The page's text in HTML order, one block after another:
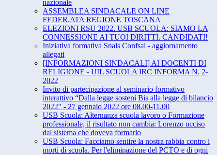
nazionale
ASSEMBLEA SINDACALE ON LINE
FEDER.ATA REGIONE TOSCANA
ELEZIONI RSU 2022. USB SCUOLA: SIAMO LA
CONNESSIONE AI TUOI DIRITTI. CANDIDATI!
Iniziativa formativa Snals Confsal - aggiornamento
allegati
[INFORMAZIONI SINDACALI] AI DOCENTI DI
RELIGIONE - UIL SCUOLA IRC INFORMA N. 2-
2022
Invito di partecipazione al seminario formativo
interattivo “​Dalla legge sosteni Bis alla legge di bilancio
2022" - 27 ​gennaio 2022​ ore ​08.00-11.00
USB Scuola: Alternanza scuola lavoro o Formazione
professionale, il risultato non cambia: Lorenzo ucciso
dal sistema che doveva formarlo
USB Scuola: Facciamo sentire la nostra rabbia contro i
morti di scuola. Per l'eliminazione del PCTO e di ogni